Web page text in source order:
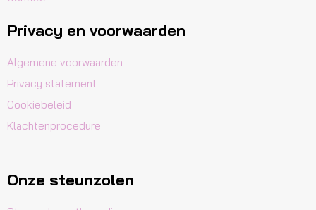
Privacy en voorwaarden
Algemene voorwaarden
Privacy statement
Cookiebeleid
Klachtenprocedure
Onze steunzolen